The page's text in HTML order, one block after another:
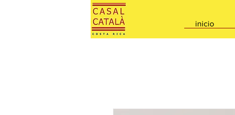
inicio